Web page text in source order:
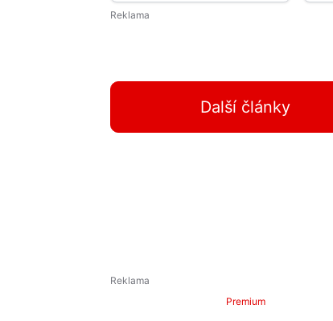
Další články
Premium